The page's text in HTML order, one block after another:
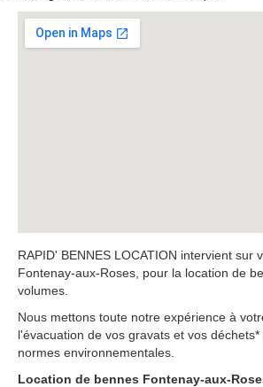
RAPID' BENNES LOCATION intervient sur
Fontenay-aux-Roses, pour la location de
volumes.
Nous mettons toute notre expérience à
l'évacuation de vos gravats et vos
normes environnementales.
Location de bennes Fontenay-aux-